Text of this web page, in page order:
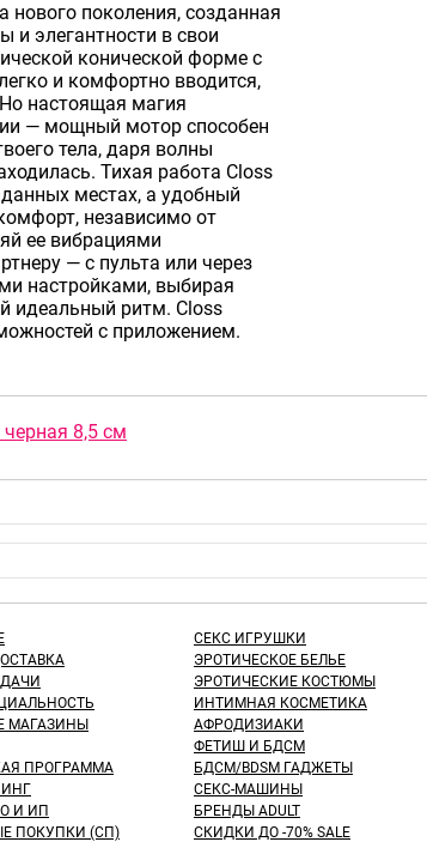
нового поколения, созданная
и элегантности в свои
конической форме с
и комфортно вводится,
настоящая магия
— мощный мотор способен
тела, даря волны
Тихая работа Closs
местах, а удобный
независимо от
ее вибрациями
— с пульта или через
настройками, выбирая
идеальный ритм. Closs
с приложением.
8,5 см
МАГАЗИНЫ
ПРОГРАММА
И ИП
ПОКУПКИ (СП)
СЕКС ИГРУШКИ
ЭРОТИЧЕСКОЕ БЕЛЬЕ
ЭРОТИЧЕСКИЕ КОСТЮМЫ
ИНТИМНАЯ КОСМЕТИКА
АФРОДИЗИАКИ
ФЕТИШ И БДСМ
БДСМ/BDSM ГАДЖЕТЫ
СЕКС-МАШИНЫ
БРЕНДЫ ADULT
СКИДКИ ДО -70% SALE